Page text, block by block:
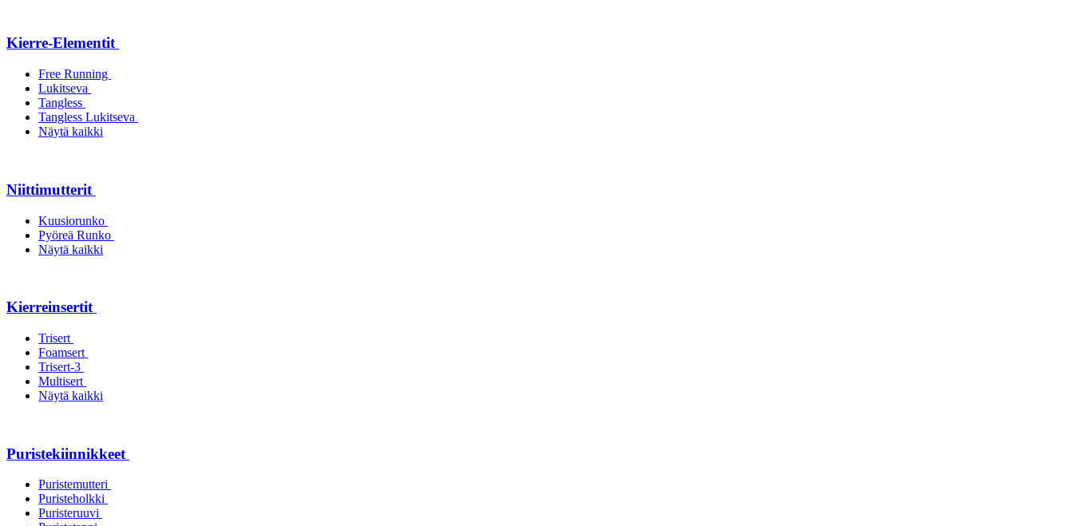
Kierre-Elementit
Free Running
Lukitseva
Tangless
Tangless Lukitseva
Näytä kaikki
Niittimutterit
Kuusiorunko
Pyöreä Runko
Näytä kaikki
Kierreinsertit
Trisert
Foamsert
Trisert-3
Multisert
Näytä kaikki
Puristekiinnikkeet
Puristemutteri
Puristeholkki
Puristeruuvi